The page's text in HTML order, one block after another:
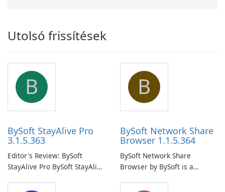
Utolsó frissítések
B
BySoft StayAlive Pro
3.1.5.363
Editor's Review: BySoft
StayAlive Pro BySoft StayAlive
application designed to
B
BySoft Network Share
Browser 1.1.5.364
BySoft Network Share
Browser by BySoft is a
application that allows users